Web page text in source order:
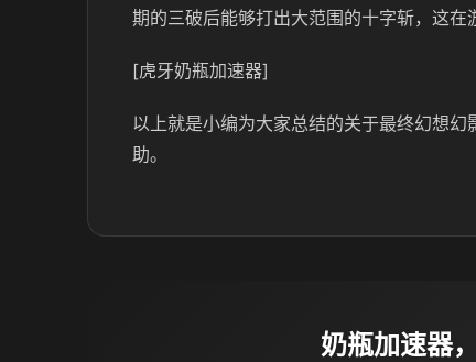
期的三破后能够打出大范围的十字斩，这在
[虎牙奶瓶加速器]
以上就是小编为大家总结的关于最终幻想
助。
奶瓶加速器